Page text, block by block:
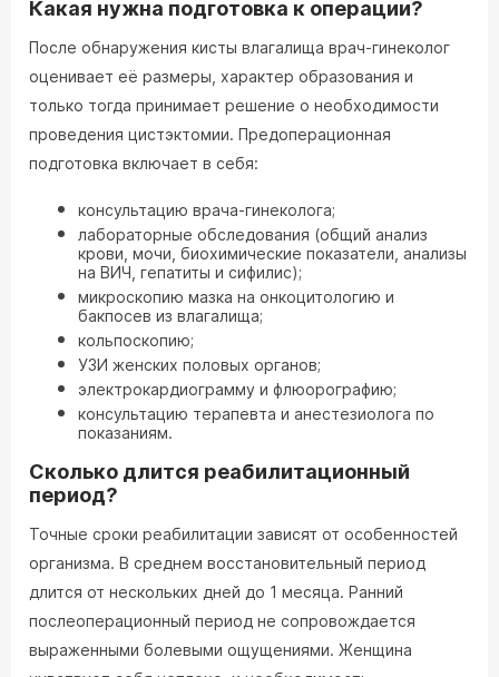
Какая нужна подготовка к операции?
После обнаружения кисты влагалища врач-гинеколог
оценивает её размеры, характер образования и
только тогда принимает решение о необходимости
проведения цистэктомии. Предоперационная
подготовка включает в себя:
консультацию врача-гинеколога;
лабораторные обследования (общий анализ
крови, мочи, биохимические показатели, анализы
на ВИЧ, гепатиты и сифилис);
микроскопию мазка на онкоцитологию и
бакпосев из влагалища;
кольпоскопию;
УЗИ женских половых органов;
электрокардиограмму и флюорографию;
консультацию терапевта и анестезиолога по
показаниям.
Сколько длится реабилитационный
период?
Точные сроки реабилитации зависят от особенностей
организма. В среднем восстановительный период
длится от нескольких дней до 1 месяца. Ранний
послеоперационный период не сопровождается
выраженными болевыми ощущениями. Женщина